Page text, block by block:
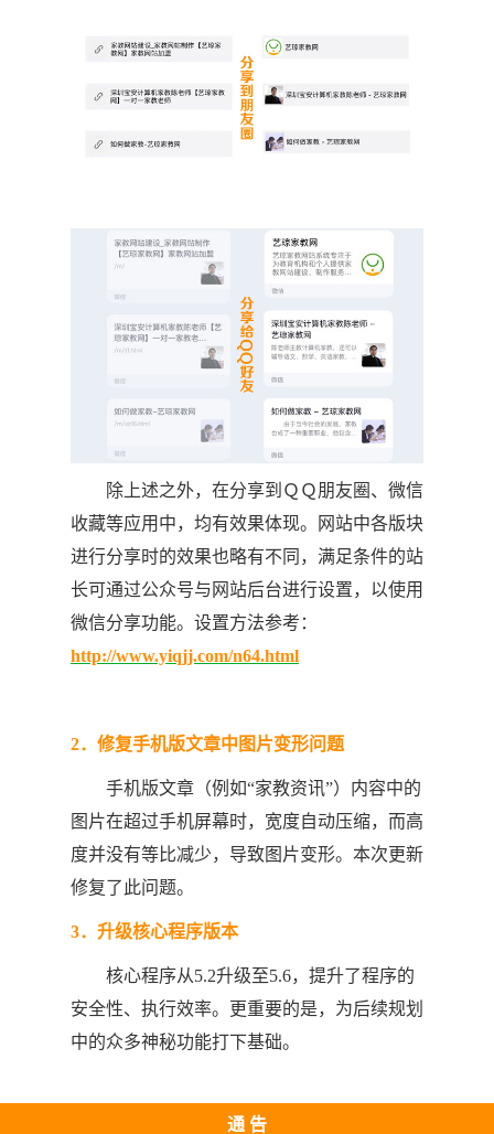
除上述之外，在分享到ＱＱ朋友圈、微信
收藏等应用中，均有效果体现。网站中各版块
进行分享时的效果也略有不同，满足条件的站
长可通过公众号与网站后台进行设置，以使用
微信分享功能。设置方法参考：
http://www.yiqjj.com/n64.html
2．修复手机版文章中图片变形问题
手机版文章（例如“家教资讯”）内容中的
图片在超过手机屏幕时，宽度自动压缩，而高
度并没有等比减少，导致图片变形。本次更新
修复了此问题。
3．升级核心程序版本
核心程序从5.2升级至5.6，提升了程序的
安全性、执行效率。更重要的是，为后续规划
中的众多神秘功能打下基础。
通 告